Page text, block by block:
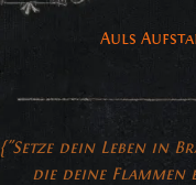
Auls
{"Setze dein Leben in
die deine Flammen